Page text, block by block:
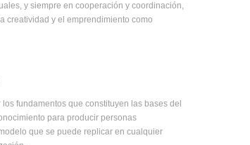
y siempre en cooperación y coordinación,
creatividad y el emprendimiento como
fundamentos que constituyen las bases del
para producir personas
que se puede replicar en cualquier